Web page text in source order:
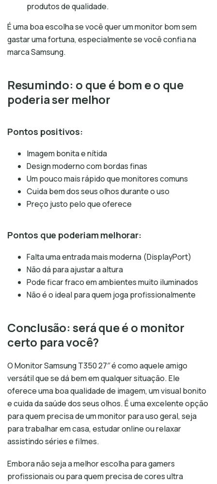
produtos de qualidade.
É uma boa escolha se você quer um monitor bom sem
gastar uma fortuna, especialmente se você confia na
marca Samsung.
Resumindo: o que é bom e o que
poderia ser melhor
Pontos positivos:
Imagem bonita e nítida
Design moderno com bordas finas
Um pouco mais rápido que monitores comuns
Cuida bem dos seus olhos durante o uso
Preço justo pelo que oferece
Pontos que poderiam melhorar:
Falta uma entrada mais moderna (DisplayPort)
Não dá para ajustar a altura
Pode ficar fraco em ambientes muito iluminados
Não é o ideal para quem joga profissionalmente
Conclusão: será que é o monitor
certo para você?
O Monitor Samsung T350 27″ é como aquele amigo
versátil que se dá bem em qualquer situação. Ele
oferece uma boa qualidade de imagem, um visual bonito
e cuida da saúde dos seus olhos. É uma excelente opção
para quem precisa de um monitor para uso geral, seja
para trabalhar em casa, estudar online ou relaxar
assistindo séries e filmes.
Embora não seja a melhor escolha para gamers
profissionais ou para quem precisa de cores ultra